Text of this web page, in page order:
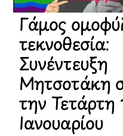
Γάμος
τεκνοθεσία:
Συνέντευξη
Μητσοτάκη
την Τετάρτη
Ιανουαρίου